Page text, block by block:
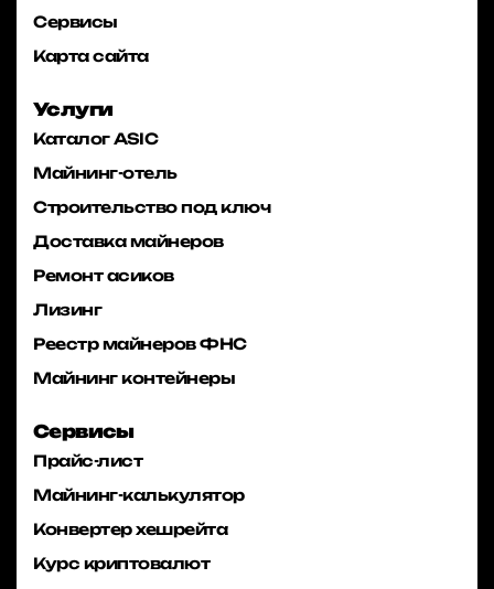
Сервисы
Карта сайта
Услуги
Каталог ASIC
Майнинг-отель
Строительство под ключ
Доставка майнеров
Ремонт асиков
Лизинг
Реестр майнеров ФНС
Майнинг контейнеры
Сервисы
Прайс-лист
Майнинг-калькулятор
Конвертер хешрейта
Курс криптовалют